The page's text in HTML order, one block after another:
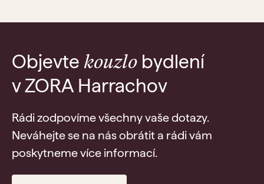
Objevte kouzlo bydlení
v ZORA Harrachov
Rádi zodpovíme všechny vaše dotazy.
Neváhejte se na nás obrátit a rádi vám
poskytneme více informací.